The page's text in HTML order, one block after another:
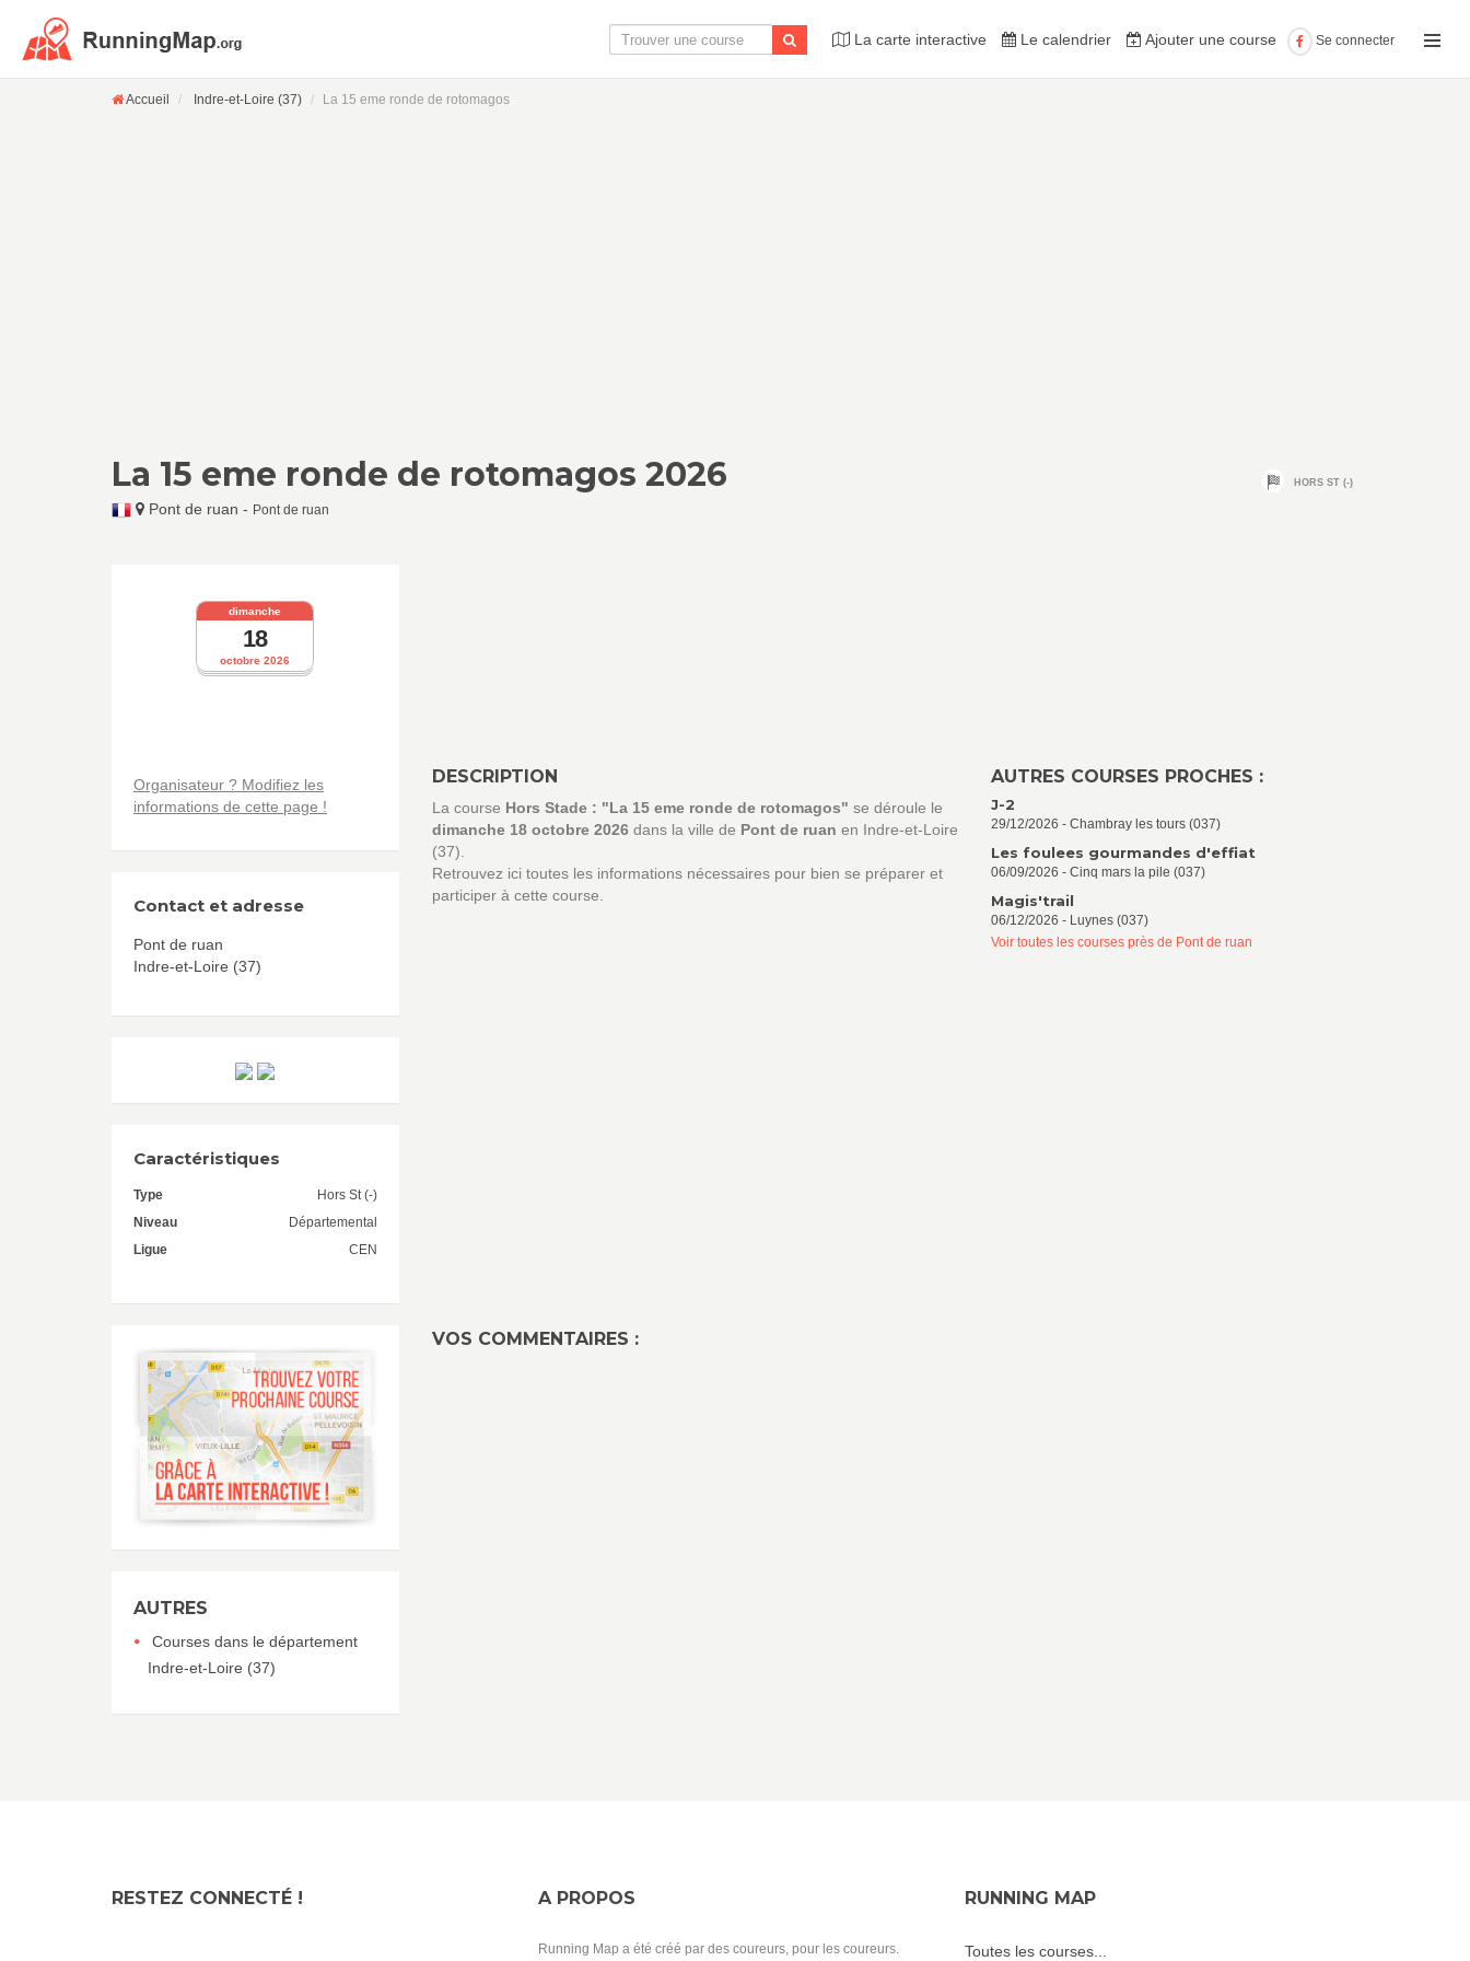
La carte interactive Le calendrier Ajouter une course Se connecter
Accueil Indre-et-Loire (37) La 15 eme ronde de rotomagos
La 15 eme ronde de rotomagos 2026
Pont de ruan - Pont de ruan
HORS ST (-)
octobre 2026
dimanche
18
Organisateur ? Modifiez les
informations de cette page !
Contact et adresse
Pont de ruan
Indre-et-Loire (37)
Caractéristiques
Type
Hors St (-)
Niveau
Départemental
Ligue
CEN
AUTRES
Courses dans le département
Indre-et-Loire (37)
DESCRIPTION
La course Hors Stade : "La 15 eme ronde de rotomagos" se déroule le
dimanche 18 octobre 2026dans la ville de Pont de ruan en Indre-et-Loire
(37).
Retrouvez ici toutes les informations nécessaires pour bien se préparer et
participer à cette course.
AUTRES COURSES PROCHES :
J-2
29/12/2026 - Chambray les tours (037)
Les foulees gourmandes d'effiat
06/09/2026 - Cinq mars la pile (037)
Magis'trail
06/12/2026 - Luynes (037)
Voir toutes les courses près de Pont de ruan
VOS COMMENTAIRES :
RESTEZ CONNECTÉ ! A PROPOS
Running Map a été créé par des coureurs, pour les coureurs.
RUNNING MAP
Toutes les courses...